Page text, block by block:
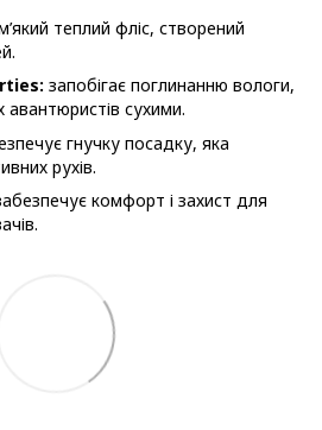
теплий фліс, створений
запобігає поглинанню вологи,
сухими.
гнучку посадку, яка
рухів.
комфорт і захист для